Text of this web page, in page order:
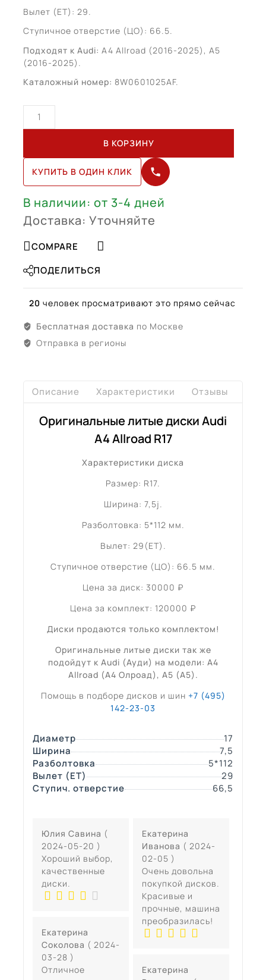
Вылет (ЕТ): 29.
Ступичное отверстие (ЦО): 66.5.
Подходят к Audi: A4 Allroad (2016-2025), A5
(2016-2025).
Каталожный номер: 8W0601025AF.
Количество
товара
Allroad
R17
(8W0601025AF)
В КОРЗИНУ
КУПИТЬ В ОДИН КЛИК
В наличии: от 3-4 дней
Доставка: Уточняйте
COMPARE
ПОДЕЛИТЬСЯ
20 человек просматривают это прямо сейчас
Бесплатная доставка по Москве
Отправка в регионы
Описание Характеристики Отзывы
Оригинальные литые диски Audi
A4 Allroad R17
Характеристики диска
Размер: R17.
Ширина: 7,5j.
Разболтовка: 5*112 мм.
Вылет: 29(ET).
Ступичное отверстие (ЦО): 66.5 мм.
Цена за диск: 30000 ₽
Цена за комплект: 120000 ₽
Диски продаются только комплектом!
Оригинальные литые диски так же
подойдут к Audi (Ауди) на модели: A4
Allroad (А4 Олроад), A5 (А5).
Помощь в подборе дисков и шин +7 (495)
142-23-03
Диаметр
17
Ширина
7,5
Разболтовка
5*112
Вылет (ЕТ)
29
Ступич. отверстие
66,5
Юлия Савина (
2024-05-20 )
Хороший выбор,
качественные
диски.
Екатерина
Соколова ( 2024-
03-28 )
Отличное
Екатерина
Иванова ( 2024-
02-05 )
Очень довольна
покупкой дисков.
Красивые и
прочные, машина
преобразилась!
Екатерина